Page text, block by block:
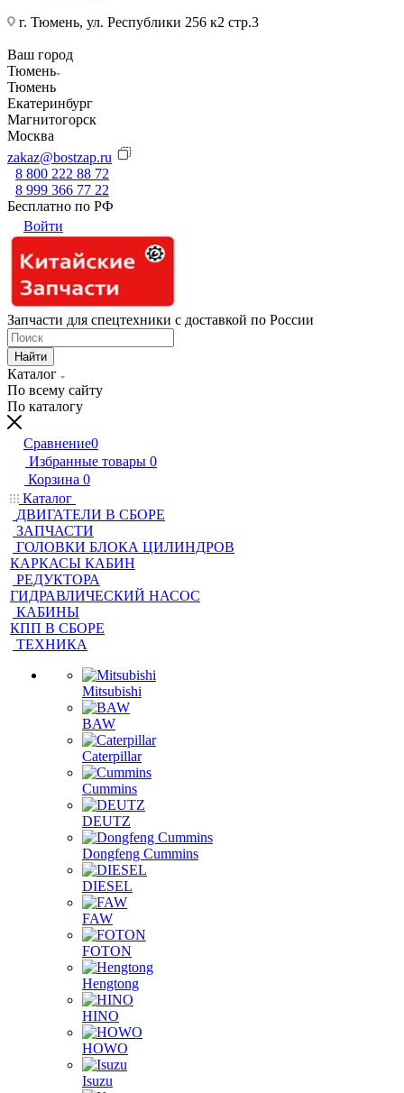
г. Тюмень, ул. Республики 256 к2 стр.3
Ваш город
Тюмень
Тюмень
Екатеринбург
Магнитогорск
Москва
zakaz@bostzap.ru
8 800 222 88 72
8 999 366 77 22
Бесплатно по РФ
Войти
Запчасти для спецтехники с доставкой по России
Найти
Каталог
По всему сайту
По каталогу
Сравнение0
Избранные товары 0
Корзина 0
Каталог
ДВИГАТЕЛИ В СБОРЕ
ЗАПЧАСТИ
ГОЛОВКИ БЛОКА ЦИЛИНДРОВ
КАРКАСЫ КАБИН
РЕДУКТОРА
ГИДРАВЛИЧЕСКИЙ НАСОС
КАБИНЫ
КПП В СБОРЕ
ТЕХНИКА
Mitsubishi
BAW
Caterpillar
Cummins
DEUTZ
Dongfeng Cummins
DIESEL
FAW
FOTON
Hengtong
HINO
HOWO
Isuzu